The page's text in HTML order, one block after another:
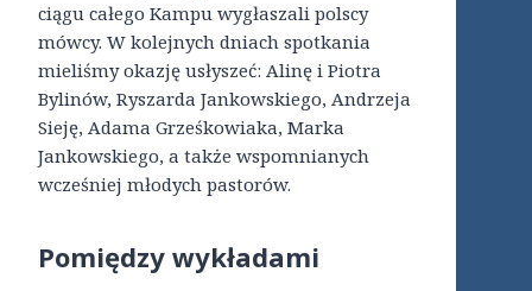
ciągu całego Kampu wygłaszali polscy
mówcy. W kolejnych dniach spotkania
mieliśmy okazję usłyszeć: Alinę i Piotra
Bylinów, Ryszarda Jankowskiego, Andrzeja
Sieję, Adama Grześkowiaka, Marka
Jankowskiego, a także wspomnianych
wcześniej młodych pastorów.
Pomiędzy wykładami